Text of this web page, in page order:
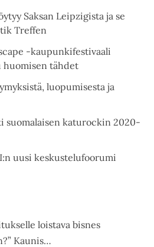
Saksan Leipzigista ja se
Treffen
-kaupunkifestivaali
huomisen tähdet
luopumisesta ja
suomalaisen katurockin 2020-
uusi keskustelufoorumi
loistava bisnes
Kaunis…